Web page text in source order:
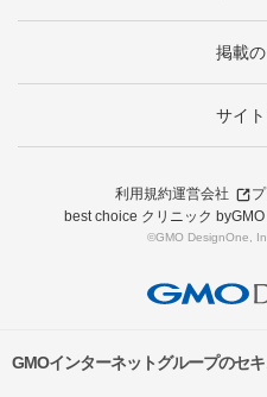
掲載
サイ
利用規約運営会社
best choice クリニック byGMO
©GMO DesignOne,
GMOインターネットグループのセ